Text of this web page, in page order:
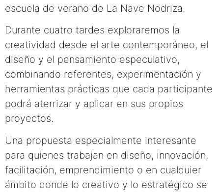
escuela de verano de La Nave Nodriza.
Durante cuatro tardes exploraremos la
creatividad desde el arte contemporáneo, el
diseño y el pensamiento especulativo,
combinando referentes, experimentación y
herramientas prácticas que cada participante
podrá aterrizar y aplicar en sus propios
proyectos.
Una propuesta especialmente interesante
para quienes trabajan en diseño, innovación,
facilitación, emprendimiento o en cualquier
ámbito donde lo creativo y lo estratégico se